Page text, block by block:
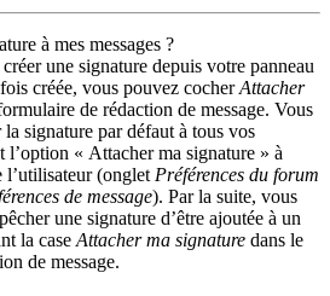
à mes messages ?
une signature depuis votre panneau
créée, vous pouvez cocherAttacher
de rédaction de message. Vous
signature par défaut à tous vos
l’option « Attacher ma signature » à
l’utilisateur (onglet Préférences du forum
de message). Par la suite, vous
une signature d’être ajoutée à un
la case Attacher ma signature dans le
de message.